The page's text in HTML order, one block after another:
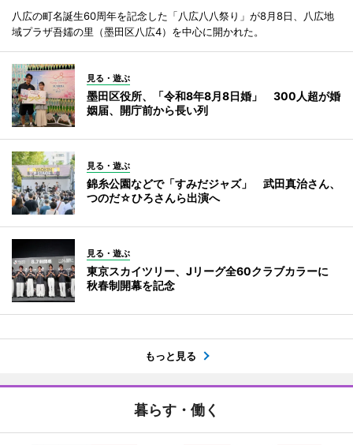
八広の町名誕生60周年を記念した「八広八八祭り」が8月8日、八広地
域プラザ吾嬬の里（墨田区八広4）を中心に開かれた。
見る・遊ぶ
墨田区役所、「令和8年8月8日婚」 300人超が婚
姻届、開庁前から長い列
見る・遊ぶ
錦糸公園などで「すみだジャズ」 武田真治さん、
つのだ☆ひろさんら出演へ
見る・遊ぶ
東京スカイツリー、Jリーグ全60クラブカラーに
秋春制開幕を記念
もっと見る
暮らす・働く